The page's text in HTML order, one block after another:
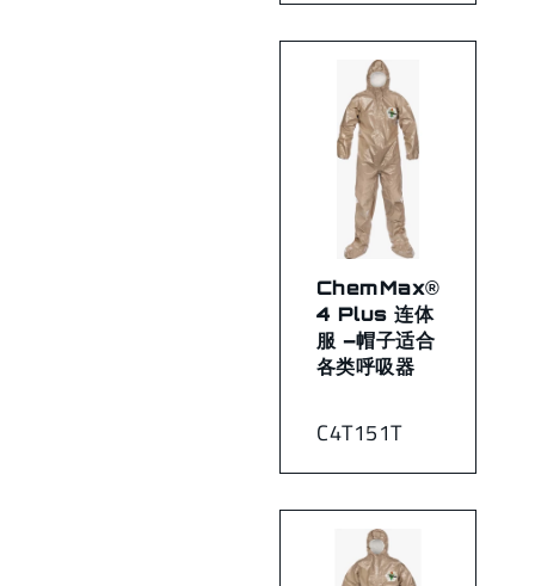
C4T151T
ChemMax®
4 Plus 连体
服 –帽子适合
各类呼吸器